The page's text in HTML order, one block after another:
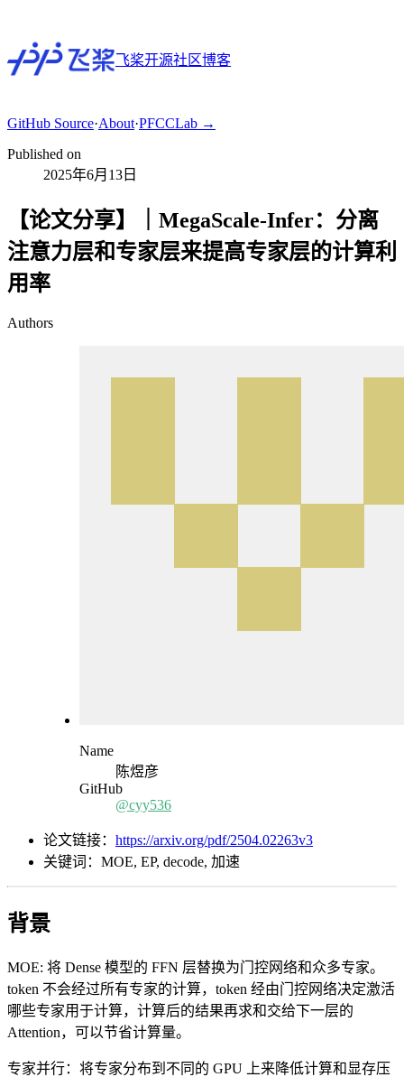
飞桨开源社区博客
GitHub Source·About·PFCCLab →
Published on
2025年6月13日
【论文分享】｜MegaScale-Infer：分离
注意力层和专家层来提高专家层的计算利
用率
Authors
Name
陈煜彦
GitHub
@cyy536
论文链接： https://arxiv.org/pdf/2504.02263v3
关键词：MOE, EP, decode, 加速
背景
MOE: 将 Dense 模型的 FFN 层替换为门控网络和众多专家。
token 不会经过所有专家的计算，token 经由门控网络决定激活
哪些专家用于计算，计算后的结果再求和交给下一层的
Attention，可以节省计算量。
专家并行：将专家分布到不同的 GPU 上来降低计算和显存压